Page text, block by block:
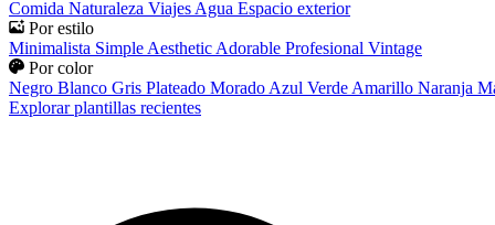
Comida Naturaleza Viajes Agua Espacio exterior
Por estilo
Minimalista Simple Aesthetic Adorable Profesional Vintage
Por color
Negro Blanco Gris Plateado Morado Azul Verde Amarillo Naranja
Explorar plantillas recientes